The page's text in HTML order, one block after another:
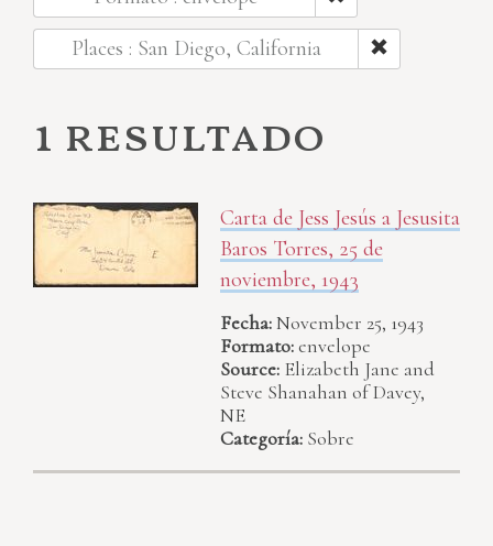
Places : San Diego, California
1 resultado
Carta de Jess Jesús a Jesusita
Baros Torres, 25 de
noviembre, 1943
Fecha:November 25, 1943
Formato:envelope
Source: Elizabeth Jane and
Steve Shanahan of Davey,
NE
Categoría: Sobre